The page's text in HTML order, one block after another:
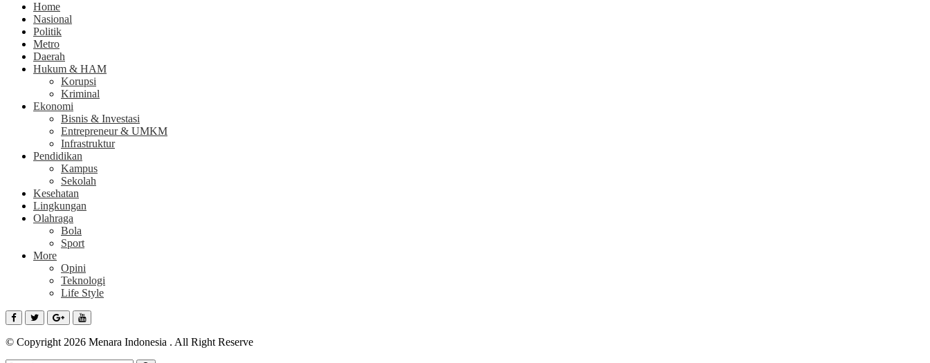
Home
Nasional
Politik
Metro
Daerah
Hukum & HAM
Korupsi
Kriminal
Ekonomi
Bisnis & Investasi
Entrepreneur & UMKM
Infrastruktur
Pendidikan
Kampus
Sekolah
Kesehatan
Lingkungan
Olahraga
Bola
Sport
More
Opini
Teknologi
Life Style
© Copyright 2026 Menara Indonesia . All Right Reserve